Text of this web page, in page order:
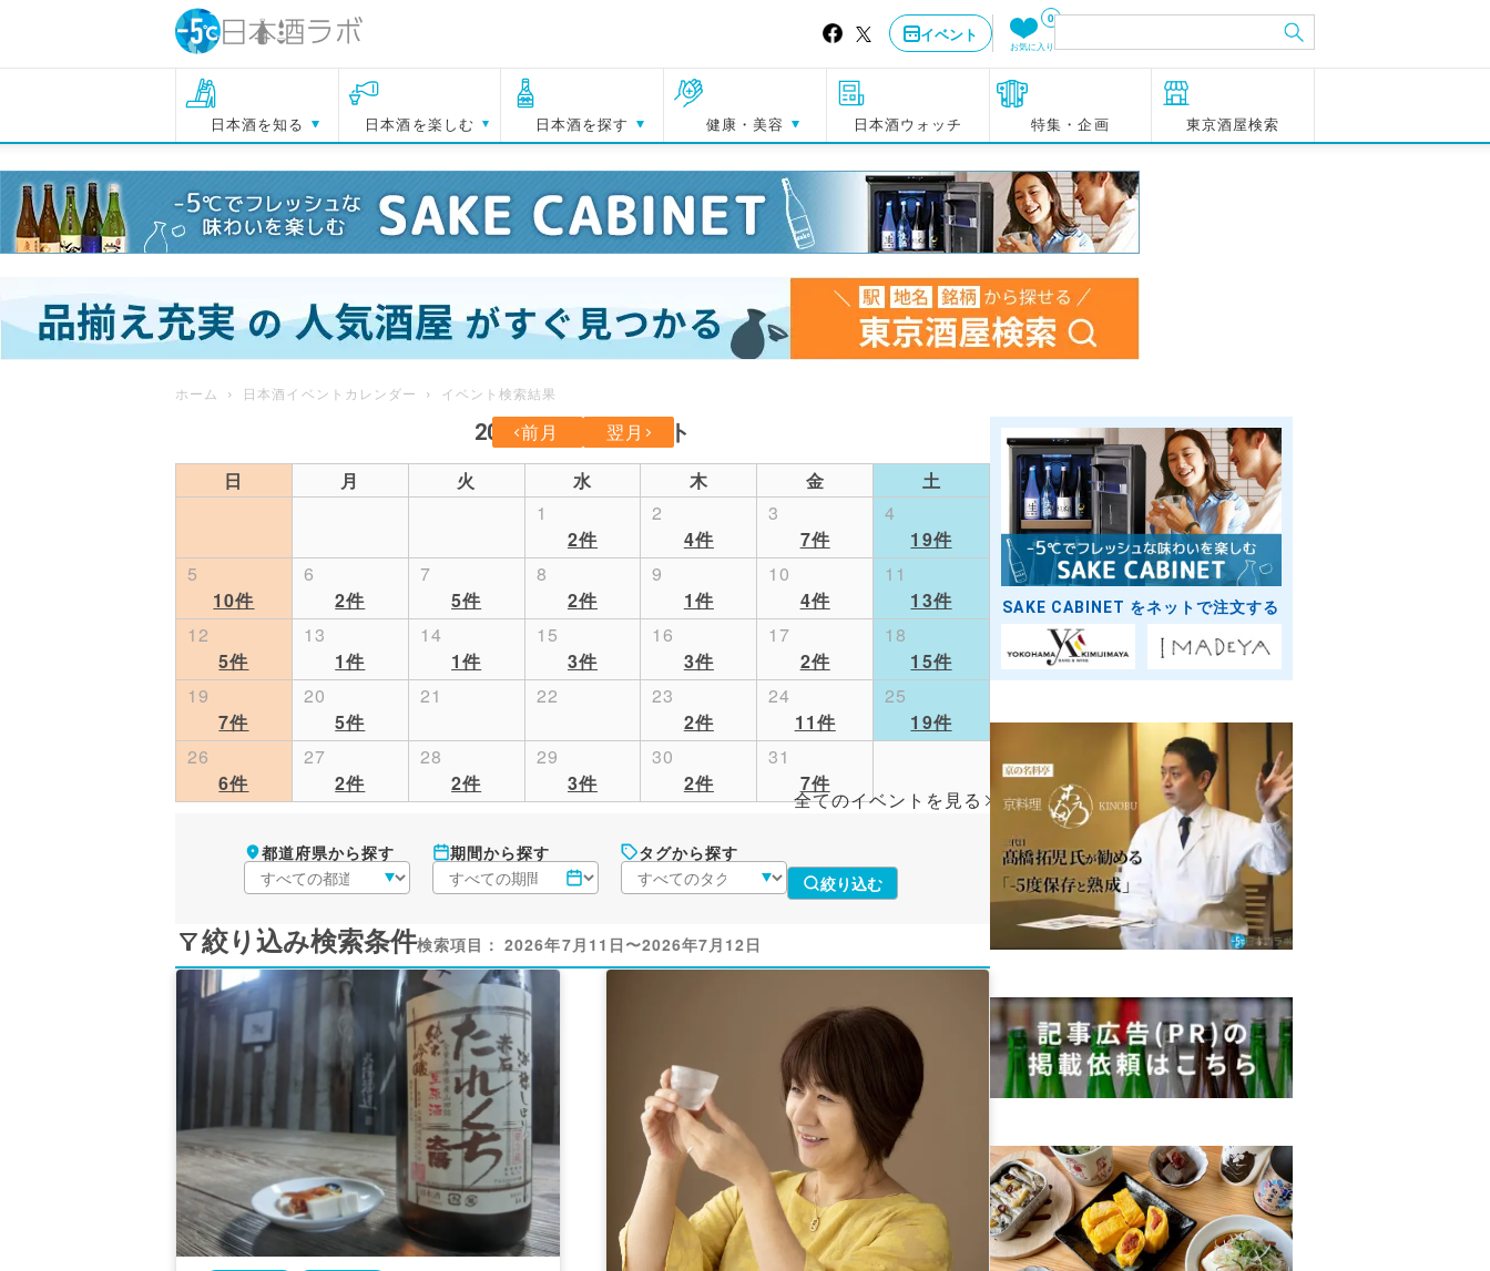
イベント
0
お気に入り
日本酒を知る 日本酒を楽しむ 日本酒を探す 健康・美容 日本酒ウォッチ 特集・企画 東京酒屋検索
ホーム 日本酒イベントカレンダー イベント検索結果
2026年7月のイベント
前月
翌月
日
月 火 水 木 金
土
1
2件
2
4件
3
7件
4
19件
5
10件
6
2件
7
5件
8
2件
9
1件
10
4件
11
13件
12
5件
13
1件
14
1件
15
3件
16
3件
17
2件
18
15件
19
7件
20
5件
21 22
23
2件
24
11件
25
19件
26
6件
27
2件
28
2件
29
3件
30
2件
31
7件
全てのイベントを見る
都道府県から探す 期間から探す
タグから探す
絞り込む
絞り込み検索条件検索項目： 2026年7月11日〜2026年7月12日
SAKE CABINET をネットで注文する